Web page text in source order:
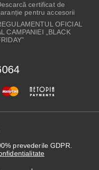
certificat de
pentru accesorii
OFICIAL
CAMPANIEI „BLACK
prevederile GDPR.